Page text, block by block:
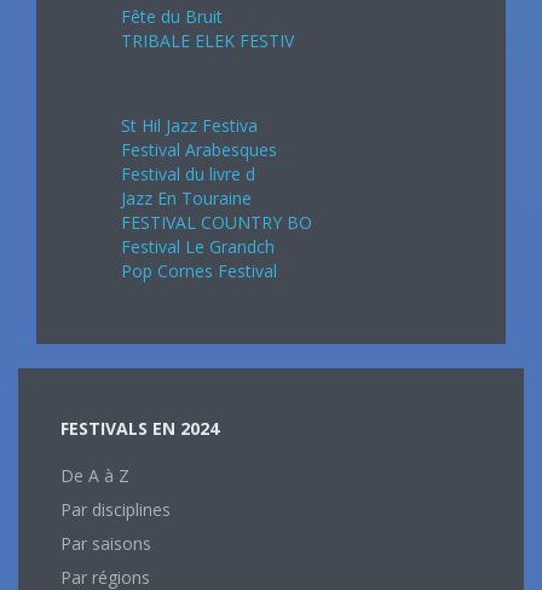
Fête du Bruit
TRIBALE ELEK FESTIV
St Hil Jazz Festiva
Festival Arabesques
Festival du livre d
Jazz En Touraine
FESTIVAL COUNTRY BO
Festival Le Grandch
Pop Cornes Festival
FESTIVALS EN 2024
De A à Z
Par disciplines
Par saisons
Par régions